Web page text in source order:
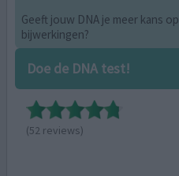
Geeft jouw DNA je meer kans op
bijwerkingen?
Doe de DNA test!
(52 reviews)